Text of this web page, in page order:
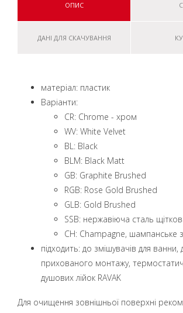
ОПИС
ДАНІ ДЛЯ СКАЧУВАННЯ
матеріал: пластик
Варіанти:
CR: Chrome - хром
WV: White Velvet
BL: Black
BLM: Black Matt
GB: Graphite Brushed
RGB: Rose Gold Brushed
GLB: Gold Brushed
SSB: нержавіюча сталь
CH: Champagne, шампанське
підходить: до змішувачів для ванни,
прихованого монтажу,
душових лійок RAVAK
Для очищення зовнішньої поверхні